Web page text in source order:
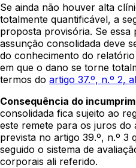
Se ainda não houver alta
totalmente quantificável, a
proposta provisória. Se
assunção consolidada deve
do conhecimento do
em que o dano se torne
termos do artigo 37.º, n.º 2,
Consequência do
consolidada fica sujeito ao
este remete para os juros do
prevista no artigo 39.º, n.º 3
seguido o sistema de
corporais ali referido.